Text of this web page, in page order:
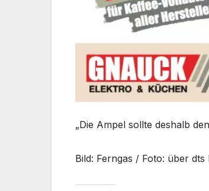
„Die Ampel sollte deshalb
Bild: Ferngas / Foto: über